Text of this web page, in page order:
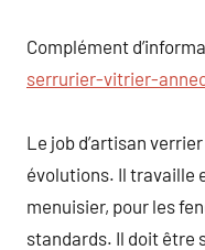
Complément
serrurier-vitrier-
Le job d’artisan
évolutions. Il travaille
menuisier, pour les
standards. Il doit être